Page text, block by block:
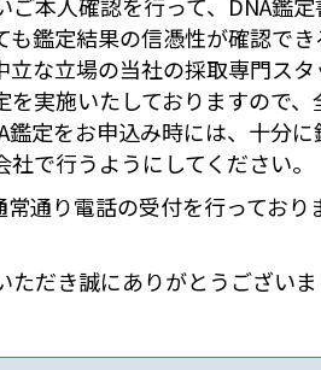
も鑑定結果の信憑性が確認で
な立場の当社の採取専門ス
実施いたしておりますので
定をお申込み時には、十分
で行うようにしてください。
通り電話の受付を行っており
だき誠にありがとうございま